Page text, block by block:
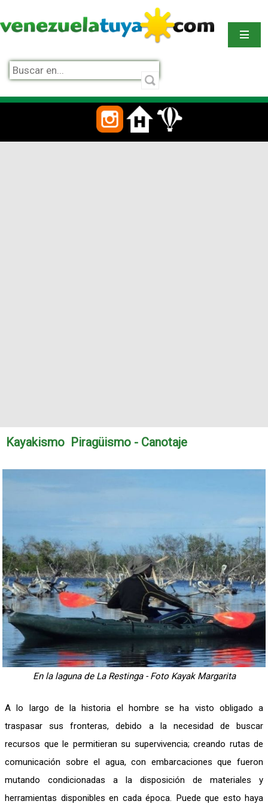
Kayakismo  Piragüismo - Canotaje
En la laguna de La Restinga - Foto Kayak Margarita
A lo largo de la historia el hombre se ha visto obligado a
traspasar sus fronteras, debido a la necesidad de buscar
recursos que le permitieran su supervivencia; creando rutas de
comunicación sobre el agua, con embarcaciones que fueron
mutando condicionadas a la disposición de materiales y
herramientas disponibles en cada época. Puede que esto haya